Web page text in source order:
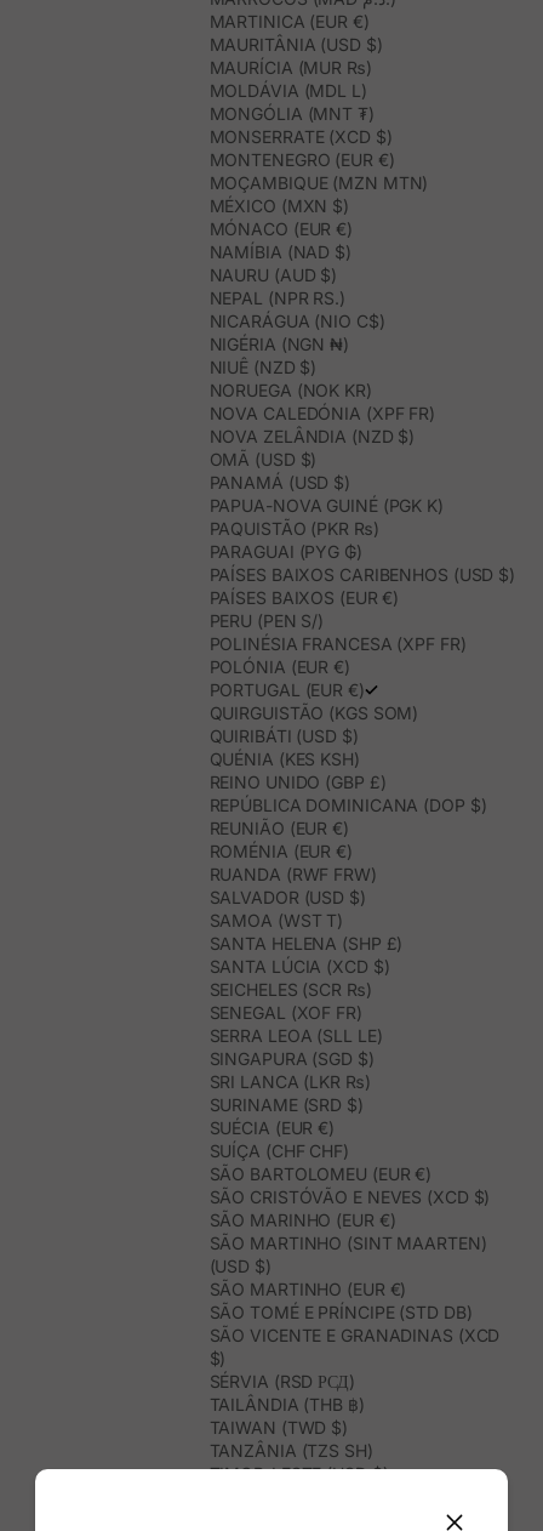
MARTINICA (EUR €)
MAURITÂNIA (USD $)
MAURÍCIA (MUR ₨)
MOLDÁVIA (MDL L)
MONGÓLIA (MNT ₮)
MONSERRATE (XCD $)
MONTENEGRO (EUR €)
MOÇAMBIQUE (MZN MTN)
MÉXICO (MXN $)
MÓNACO (EUR €)
NAMÍBIA (NAD $)
NAURU (AUD $)
NEPAL (NPR RS.)
NICARÁGUA (NIO C$)
NIGÉRIA (NGN ₦)
NIUÊ (NZD $)
NORUEGA (NOK KR)
NOVA CALEDÓNIA (XPF FR)
NOVA ZELÂNDIA (NZD $)
OMÃ (USD $)
PANAMÁ (USD $)
PAPUA-NOVA GUINÉ (PGK K)
PAQUISTÃO (PKR ₨)
PARAGUAI (PYG ₲)
PAÍSES BAIXOS CARIBENHOS (USD $)
PAÍSES BAIXOS (EUR €)
PERU (PEN S/)
POLINÉSIA FRANCESA (XPF FR)
POLÓNIA (EUR €)
PORTUGAL (EUR €)
QUIRGUISTÃO (KGS SOM)
QUIRIBÁTI (USD $)
QUÉNIA (KES KSH)
REINO UNIDO (GBP £)
REPÚBLICA DOMINICANA (DOP $)
REUNIÃO (EUR €)
ROMÉNIA (EUR €)
RUANDA (RWF FRW)
SALVADOR (USD $)
SAMOA (WST T)
SANTA HELENA (SHP £)
SANTA LÚCIA (XCD $)
SEICHELES (SCR ₨)
SENEGAL (XOF FR)
SERRA LEOA (SLL LE)
SINGAPURA (SGD $)
SRI LANCA (LKR ₨)
SURINAME (SRD $)
SUÉCIA (EUR €)
SUÍÇA (CHF CHF)
SÃO BARTOLOMEU (EUR €)
SÃO CRISTÓVÃO E NEVES (XCD $)
SÃO MARINHO (EUR €)
SÃO MARTINHO (SINT MAARTEN)
(USD $)
SÃO MARTINHO (EUR €)
SÃO TOMÉ E PRÍNCIPE (STD DB)
SÃO VICENTE E GRANADINAS (XCD
$)
SÉRVIA (RSD РСД)
TAILÂNDIA (THB ฿)
TAIWAN (TWD $)
TANZÂNIA (TZS SH)
TIMOR-LESTE (USD $)